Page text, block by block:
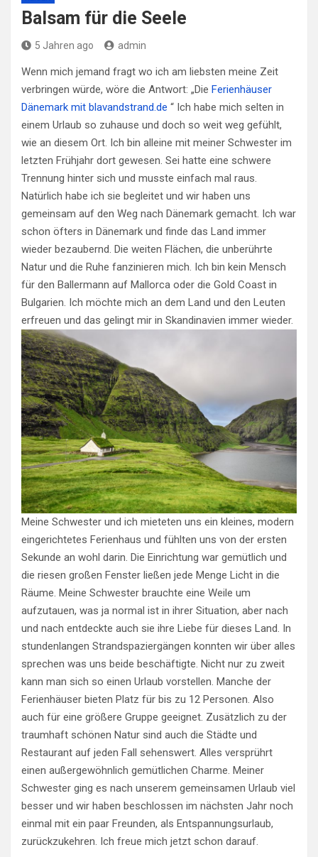
Balsam für die Seele
5 Jahren ago admin
Wenn mich jemand fragt wo ich am liebsten meine Zeit
verbringen würde, wöre die Antwort: „Die Ferienhäuser
Dänemark mit blavandstrand.de “ Ich habe mich selten in
einem Urlaub so zuhause und doch so weit weg gefühlt,
wie an diesem Ort. Ich bin alleine mit meiner Schwester im
letzten Frühjahr dort gewesen. Sei hatte eine schwere
Trennung hinter sich und musste einfach mal raus.
Natürlich habe ich sie begleitet und wir haben uns
gemeinsam auf den Weg nach Dänemark gemacht. Ich war
schon öfters in Dänemark und finde das Land immer
wieder bezaubernd. Die weiten Flächen, die unberührte
Natur und die Ruhe fanzinieren mich. Ich bin kein Mensch
für den Ballermann auf Mallorca oder die Gold Coast in
Bulgarien. Ich möchte mich an dem Land und den Leuten
erfreuen und das gelingt mir in Skandinavien immer wieder.
Meine Schwester und ich mieteten uns ein kleines, modern
eingerichtetes Ferienhaus und fühlten uns von der ersten
Sekunde an wohl darin. Die Einrichtung war gemütlich und
die riesen großen Fenster ließen jede Menge Licht in die
Räume. Meine Schwester brauchte eine Weile um
aufzutauen, was ja normal ist in ihrer Situation, aber nach
und nach entdeckte auch sie ihre Liebe für dieses Land. In
stundenlangen Strandspaziergängen konnten wir über alles
sprechen was uns beide beschäftigte. Nicht nur zu zweit
kann man sich so einen Urlaub vorstellen. Manche der
Ferienhäuser bieten Platz für bis zu 12 Personen. Also
auch für eine größere Gruppe geeignet. Zusätzlich zu der
traumhaft schönen Natur sind auch die Städte und
Restaurant auf jeden Fall sehenswert. Alles versprührt
einen außergewöhnlich gemütlichen Charme. Meiner
Schwester ging es nach unserem gemeinsamen Urlaub viel
besser und wir haben beschlossen im nächsten Jahr noch
einmal mit ein paar Freunden, als Entspannungsurlaub,
zurückzukehren. Ich freue mich jetzt schon darauf.